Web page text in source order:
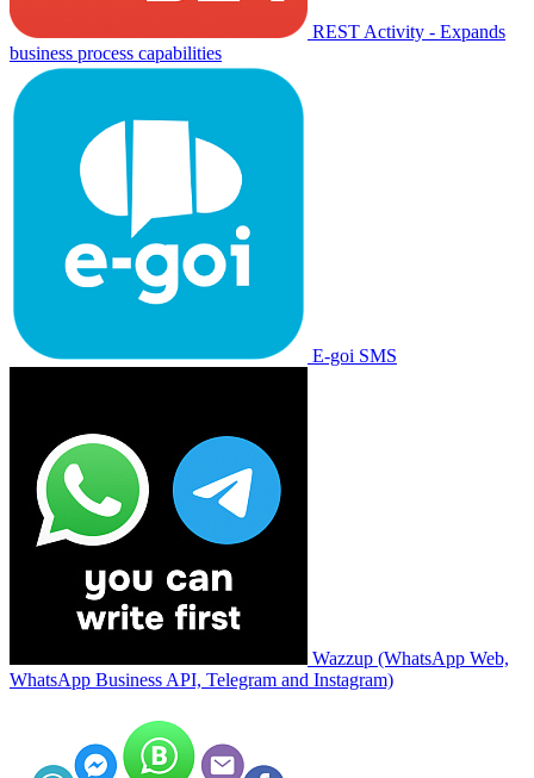
REST Activity - Expands
business process capabilities
E-goi SMS
Wazzup (WhatsApp Web,
WhatsApp Business API, Telegram and Instagram)